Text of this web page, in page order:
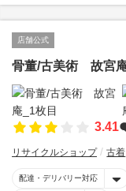
店舗公式
骨董/古美術 故宮
3.41
リサイクルショップ 古着
配達・デリバリー対応